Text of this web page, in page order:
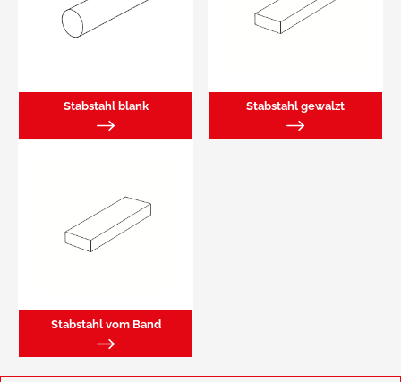
Stabstahl blank Stabstahl gewalzt
Stabstahl vom Band